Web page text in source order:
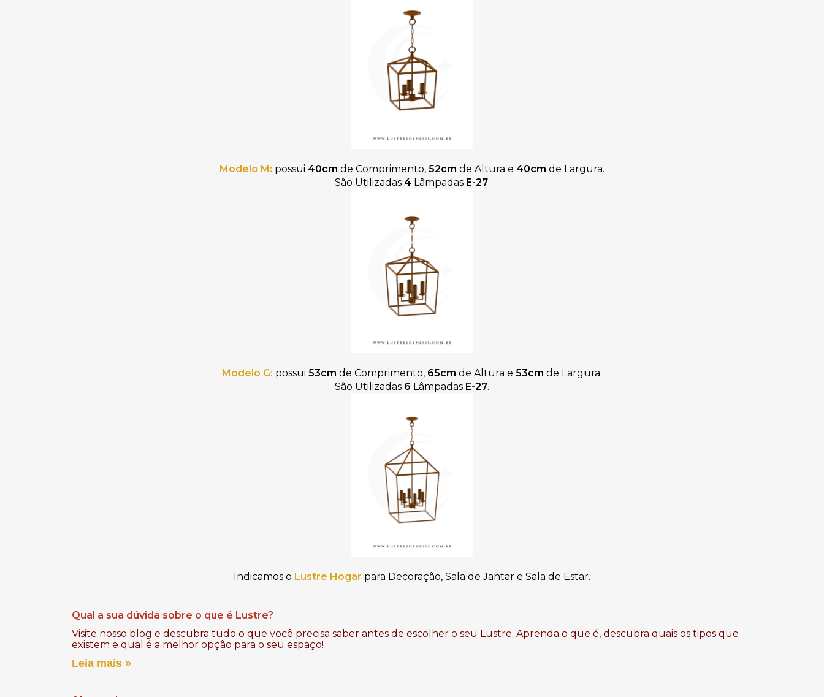
Modelo M: possui 40cm de Comprimento, 52cm de Altura e 40cm de Largura.
São Utilizadas 4 LâmpadasE-27.
Modelo G: possui 53cm de Comprimento, 65cm de Altura e 53cm de Largura.
São Utilizadas 6 Lâmpadas E-27.
Indicamos o Lustre Hogar para Decoração, Sala de Jantar e Sala de Estar.
Qual a sua dúvida sobre o que é Lustre?
Visite nosso blog e descubra tudo o que você precisa saber antes de escolher o seu Lustre. Aprenda o que é, descubra quais os tipos que
existem e qual é a melhor opção para o seu espaço!
Leia mais »